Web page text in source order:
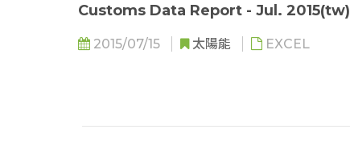
Customs Data Report - Jul. 2015(tw)
2015/07/15 太陽能 EXCEL